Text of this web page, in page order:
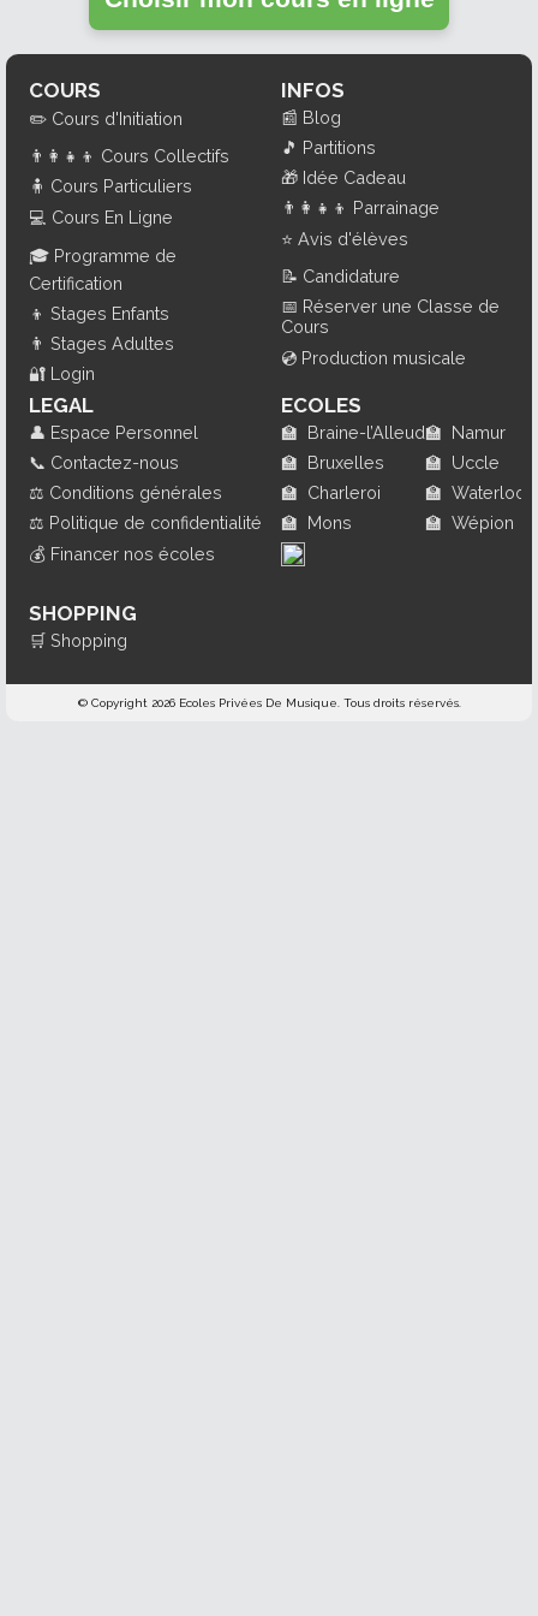
COURS
✏️ Cours d'Initiation
👨‍👩‍👧‍👦 Cours Collectifs
🧍 Cours Particuliers
💻 Cours En Ligne
🎓 Programme de
Certification
👦 Stages Enfants
👨 Stages Adultes
🔐 Login
INFOS
📰 Blog
🎵 Partitions
🎁 Idée Cadeau
👨‍👩‍👧‍👦 Parrainage
⭐ Avis d'élèves
📝 Candidature
📅 Réserver une Classe de
Cours
💿 Production musicale
LEGAL
👤 Espace Personnel
📞 Contactez-nous
⚖️ Conditions générales
⚖️ Politique de confidentialité
💰 Financer nos écoles
SHOPPING
🛒 Shopping
ECOLES
🏫 Braine-l’Alleud
🏫 Bruxelles
🏫 Charleroi
🏫 Mons
🏫 Namur
🏫 Uccle
🏫 Waterloo
🏫 Wépion
© Copyright 2026 Ecoles Privées De Musique. Tous droits réservés.